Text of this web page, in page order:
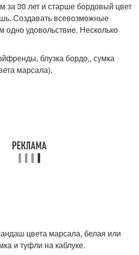
за 30 лет и старше бордовый цвет
Создавать всевозможные
одно удовольствие. Несколько
блузка бордо,, сумка
марсала).
цвета марсала, белая или
и туфли на каблуке.